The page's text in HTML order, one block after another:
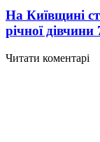
На Київщині
річної дівчини
Читати коментарі